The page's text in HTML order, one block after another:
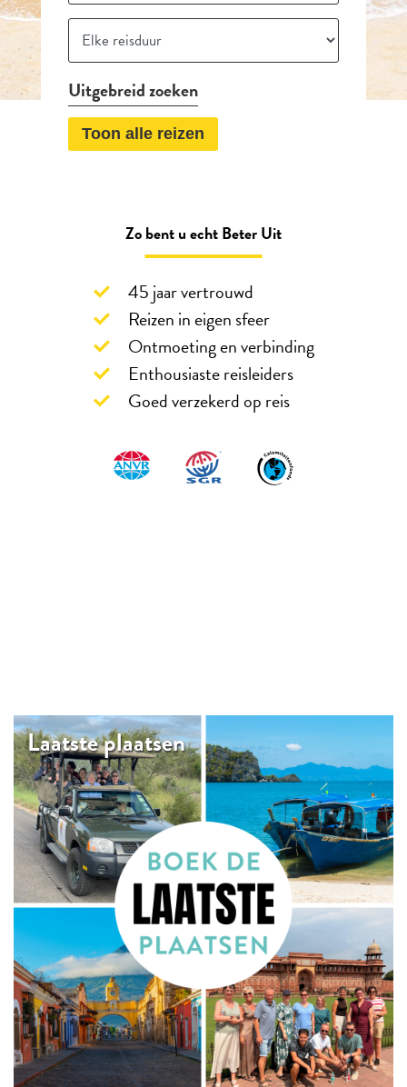
Uitgebreid zoeken
Toon alle reizen
Zo bent u echt Beter Uit
45 jaar vertrouwd
Reizen in eigen sfeer
Ontmoeting en verbinding
Enthousiaste reisleiders
Goed verzekerd op reis
Laatste plaatsen